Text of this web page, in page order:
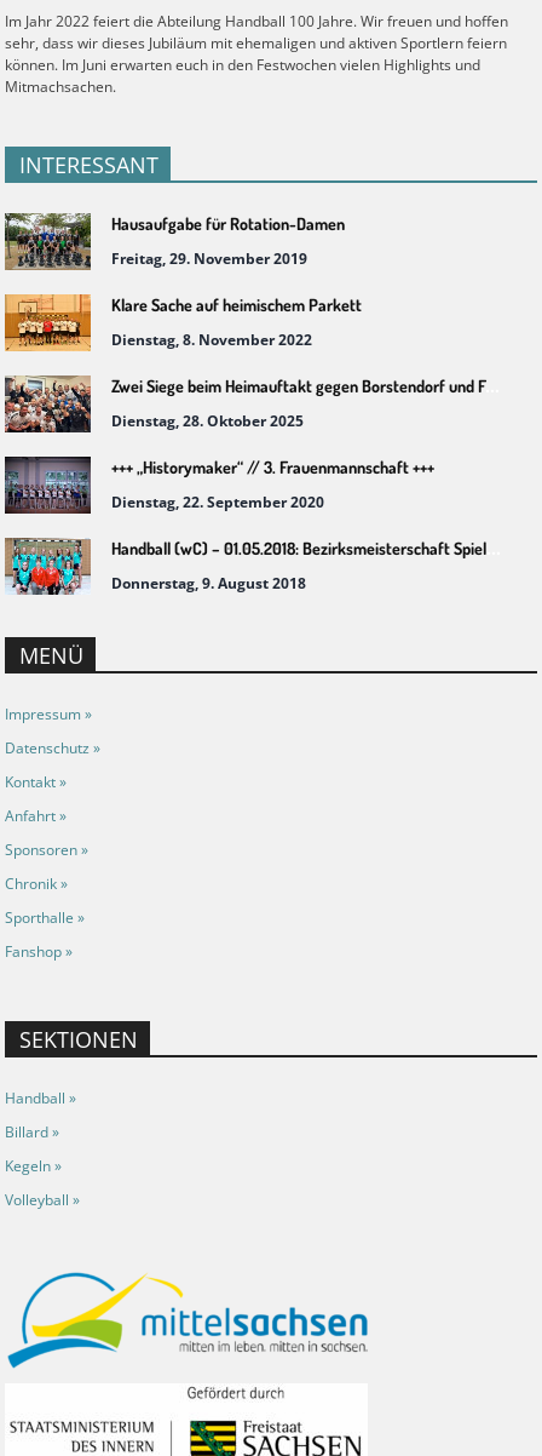
Im Jahr 2022 feiert die Abteilung Handball 100 Jahre. Wir freuen und hoffen
sehr, dass wir dieses Jubiläum mit ehemaligen und aktiven Sportlern feiern
können. Im Juni erwarten euch in den Festwochen vielen Highlights und
Mitmachsachen.
INTERESSANT
Hausaufgabe für Rotation-Damen
Freitag, 29. November 2019
Klare Sache auf heimischem Parkett
Dienstag, 8. November 2022
Zwei Siege beim Heimauftakt gegen Borstendorf und Freiberg
Dienstag, 28. Oktober 2025
+++ „Historymaker“ // 3. Frauenmannschaft +++
Dienstag, 22. September 2020
Donnerstag, 9. August 2018
MENÜ
Impressum »
Datenschutz »
Kontakt »
Anfahrt »
Sponsoren »
Chronik »
Sporthalle »
Fanshop »
SEKTIONEN
Handball »
Billard »
Kegeln »
Volleyball »